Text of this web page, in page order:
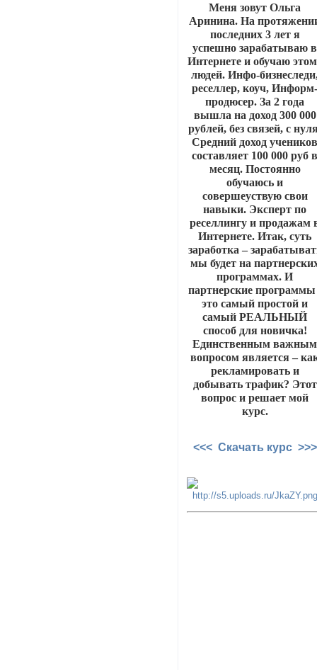
Меня зовут Ольга
Аринина. На
последних 3 лет я
успешно зарабатываю в
Интернете и обучаю
людей. Инфо-
реселлер, коуч,
продюсер. За 2 года
вышла на доход 300 000
рублей, без связей, с
Средний доход
составляет 100 000 руб
месяц. Постоянно
обучаюсь и
совершеyствую свои
навыки. Эксперт по
реселлингу и продажам
Интернете. Итак, суть
заработка –
мы будет на
программах. И
партнерские программы
это самый простой и
самый РЕАЛЬНЫЙ
способ для новичка!
Единственным важным
вопросом является –
рекламировать и
добывать трафик? Этот
вопрос и решает мой
курс.
<<< Скачать курс >>>